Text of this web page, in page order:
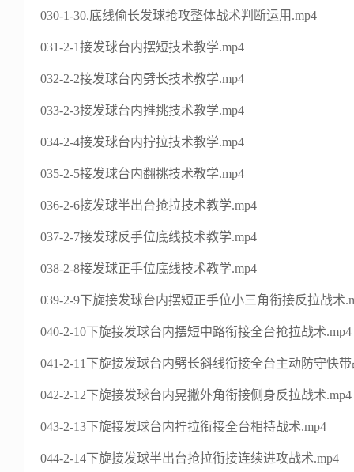
030-1-30.底线偷长发球抢攻整体战术判断运用.mp4
031-2-1接发球台内摆短技术教学.mp4
032-2-2接发球台内劈长技术教学.mp4
033-2-3接发球台内推挑技术教学.mp4
034-2-4接发球台内拧拉技术教学.mp4
035-2-5接发球台内翻挑技术教学.mp4
036-2-6接发球半出台抢拉技术教学.mp4
037-2-7接发球反手位底线技术教学.mp4
038-2-8接发球正手位底线技术教学.mp4
039-2-9下旋接发球台内摆短正手位小三角衔接反拉战术
040-2-10下旋接发球台内摆短中路衔接全台抢拉战术.mp4
041-2-11下旋接发球台内劈长斜线衔接全台主动防守快带
042-2-12下旋接发球台内晃撇外角衔接侧身反拉战术.mp4
043-2-13下旋接发球台内拧拉衔接全台相持战术.mp4
044-2-14下旋接发球半出台抢拉衔接连续进攻战术.mp4